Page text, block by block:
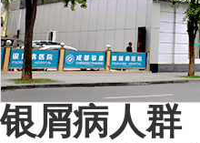
银屑病人群